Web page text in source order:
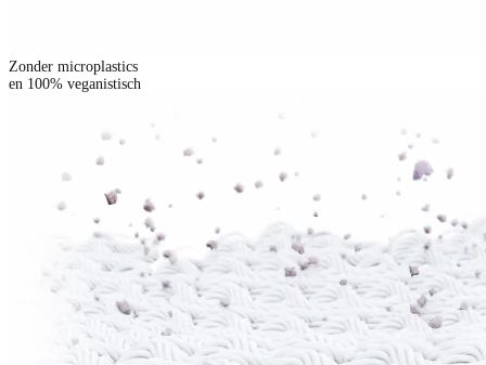
Zonder microplastics
en 100% veganistisch